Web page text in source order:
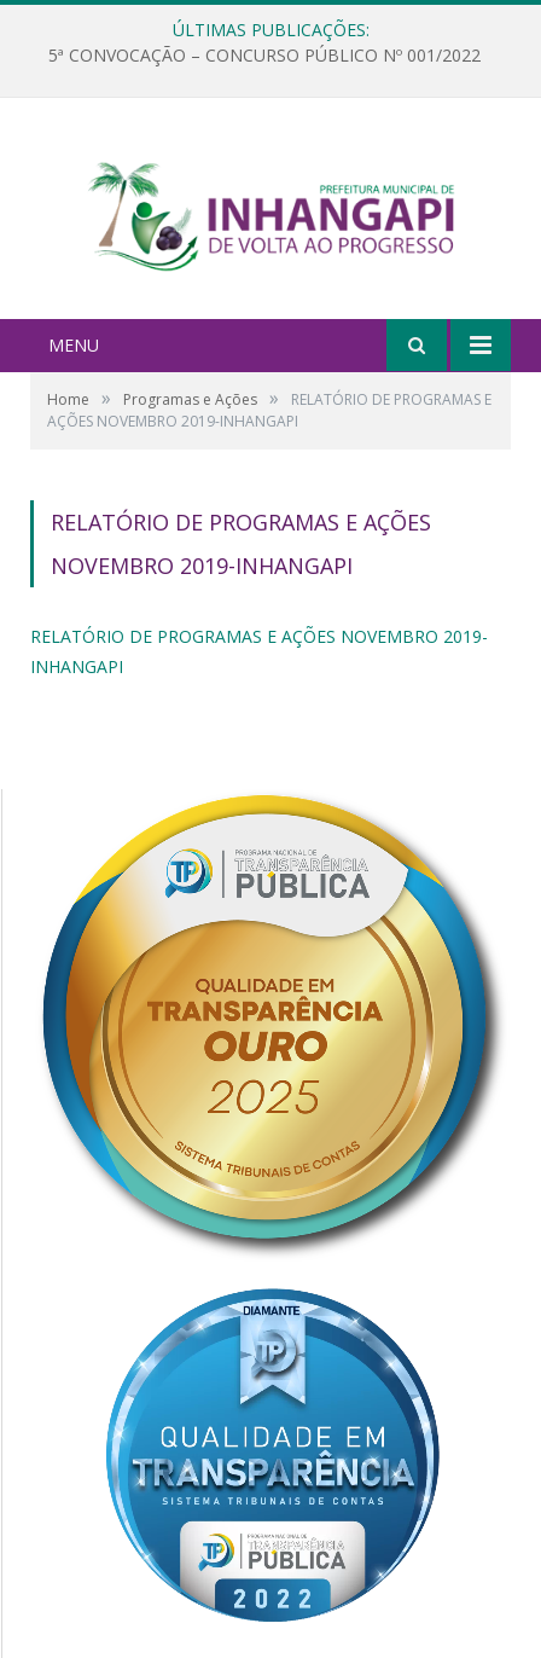
ÚLTIMAS PUBLICAÇÕES:
5ª CONVOCAÇÃO – CONCURSO PÚBLICO Nº 001/2022
MENU
Home » Programas e Ações »
RELATÓRIO DE PROGRAMAS E
AÇÕES NOVEMBRO 2019-INHANGAPI
RELATÓRIO DE PROGRAMAS E AÇÕES
NOVEMBRO 2019-INHANGAPI
RELATÓRIO DE PROGRAMAS E AÇÕES NOVEMBRO 2019-
INHANGAPI